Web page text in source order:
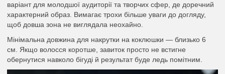
варіант для молодшої аудиторії та творчих сфер, де доречний
характерний образ. Вимагає трохи більше уваги до догляду,
щоб довша зона не виглядала неохайно.
Мінімальна довжина для накрутки на коклюшки — близько 6
см. Якщо волосся коротше, завиток просто не встигне
обернутися навколо бігуді й результат буде ледь помітним.